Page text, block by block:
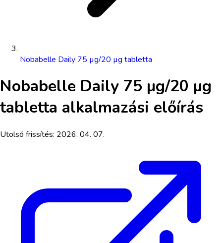
Nobabelle Daily 75 µg/20 µg tabletta
Nobabelle Daily 75 µg/20 µg
tabletta alkalmazási előírás
Utolsó frissítés: 2026. 04. 07.